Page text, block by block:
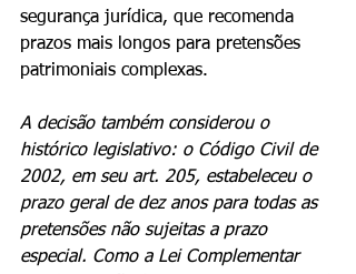
segurança jurídica, que recomenda
prazos mais longos para pretensões
patrimoniais complexas.
A decisão também considerou o
histórico legislativo: o Código Civil de
2002, em seu art. 205, estabeleceu o
prazo geral de dez anos para todas as
pretensões não sujeitas a prazo
especial. Como a Lei Complementar